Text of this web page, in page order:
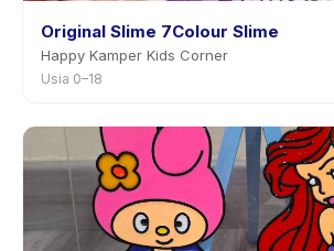
Original Slime 7Colour Slime
Happy Kamper Kids Corner
Usia 0–18